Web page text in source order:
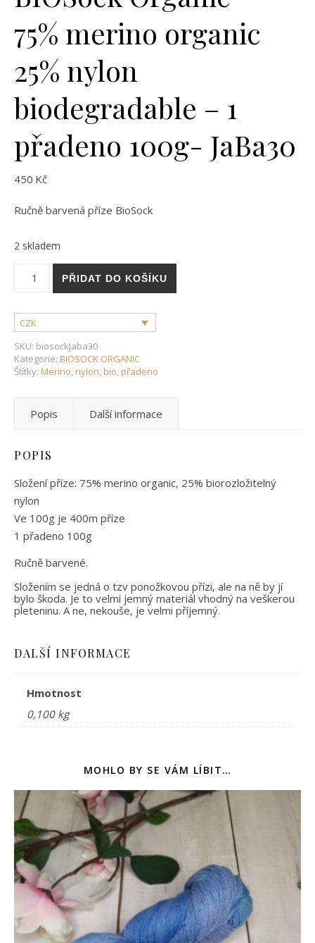
75% merino organic
25% nylon
biodegradable – 1
přadeno 100g- JaBa30
450 Kč
Ručně barvená příze BioSock
2 skladem
PŘIDAT DO KOŠÍKU
CZK
SKU: biosockJaba30
Kategorie: BIOSOCK ORGANIC
Štítky: Merino,nylon,bio,přadeno
Popis Další informace
POPIS
Složení příze: 75% merino organic, 25% biorozložitelný
nylon
Ve 100g je 400m příze
1 přadeno 100g
Ručně barvené.
Složením se jedná o tzv ponožkovou přízi, ale na ně by jí
bylo škoda. Je to velmi jemný materiál vhodný na veškerou
pleteninu. A ne, nekouše, je velmi příjemný.
DALŠÍ INFORMACE
Hmotnost
0,100 kg
MOHLO BY SE VÁM LÍBIT…